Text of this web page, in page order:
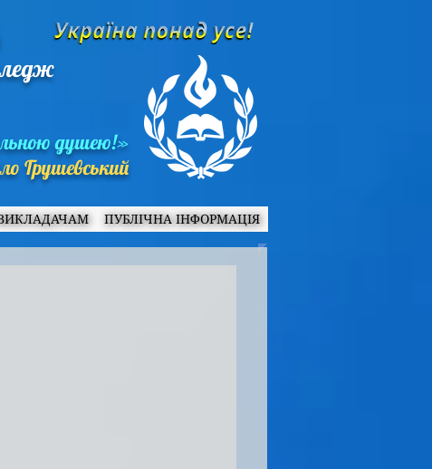
душею!»
Грушевський
ПУБЛІЧНА ІНФОРМАЦІЯ